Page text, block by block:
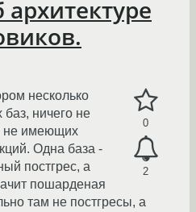
0
2
несколько
ничего не
не имеющих
Одна база -
постгрес, а
пошарденая
там не постгресы, а